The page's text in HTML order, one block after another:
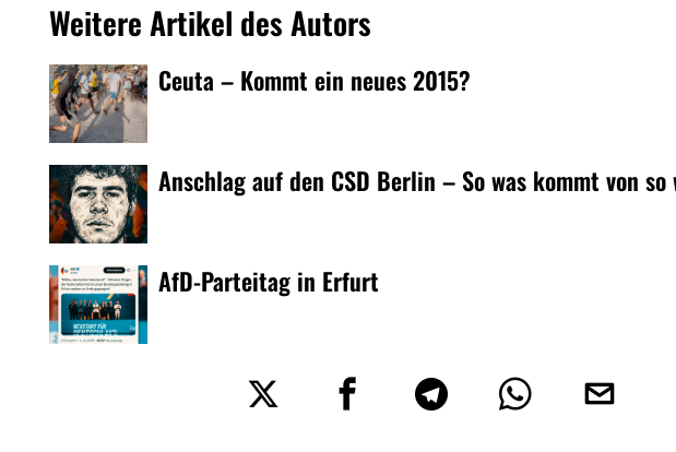
Weitere Artikel des Autors
Ceuta – Kommt ein neues 2015?
Anschlag auf den CSD Berlin – So was kommt von so
AfD-Parteitag in Erfurt